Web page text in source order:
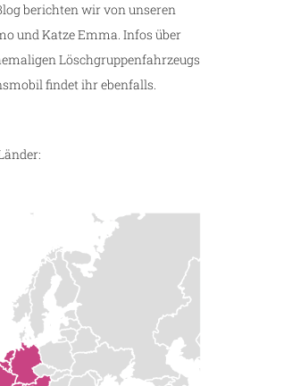
berichten wir von unseren
und Katze Emma. Infos über
Löschgruppenfahrzeugs
findet ihr ebenfalls.